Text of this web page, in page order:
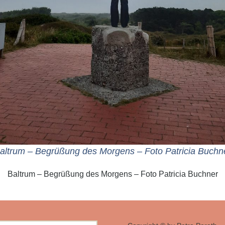
– Begrüßung des Morgens – Foto Patricia
Baltrum – Begrüßung des Morgens – Foto Patricia Buchner